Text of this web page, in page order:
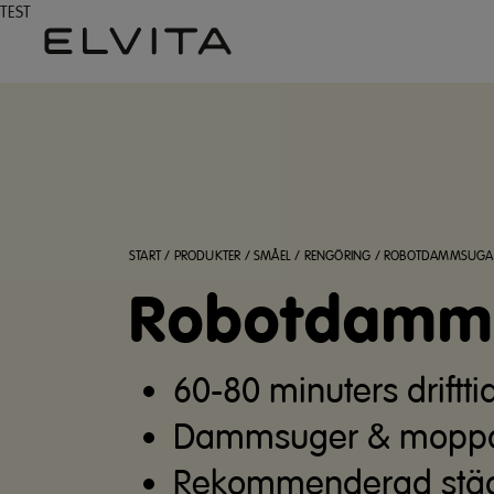
TEST
START / PRODUKTER /SMÅEL / RENGÖRING /
60-80 minuters
Dammsuger &
Rekommenderad